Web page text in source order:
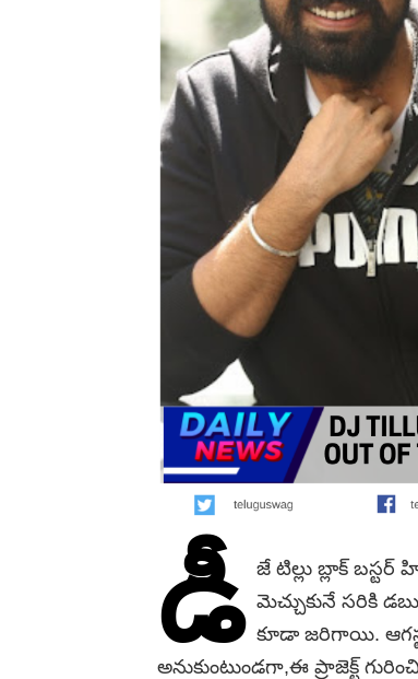
డీ జే టిల్లు బ్లాక్
మెచ్చుకునే సరికి
కూడా జరిగాయి.
అనుకుంటుండగా,ఈ ప్రాజెక్ట్‌